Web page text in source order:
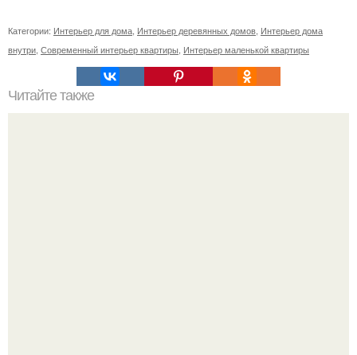
Категории: Интерьер для дома, Интерьер деревянных домов, Интерьер дома
внутри, Современный интерьер квартиры, Интерьер маленькой квартиры
Читайте также